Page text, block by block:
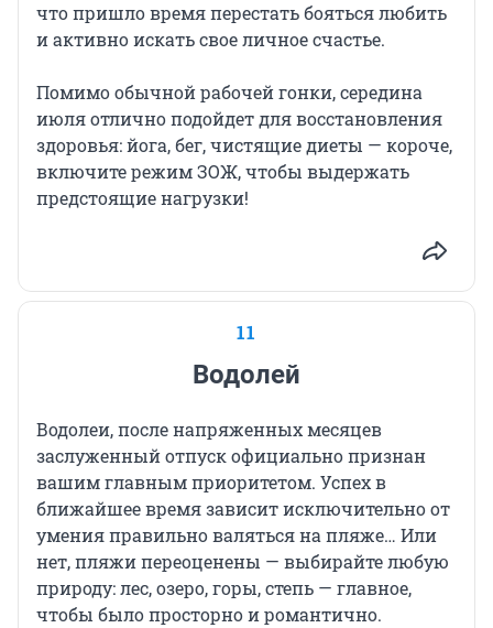
что пришло время перестать бояться любить
и активно искать свое личное счастье.
Помимо обычной рабочей гонки, середина
июля отлично подойдет для восстановления
здоровья: йога, бег, чистящие диеты — короче,
включите режим ЗОЖ, чтобы выдержать
предстоящие нагрузки!
11
Водолей
Водолеи, после напряженных месяцев
заслуженный отпуск официально признан
вашим главным приоритетом. Успех в
ближайшее время зависит исключительно от
умения правильно валяться на пляже… Или
нет, пляжи переоценены — выбирайте любую
природу: лес, озеро, горы, степь — главное,
чтобы было просторно и романтично.